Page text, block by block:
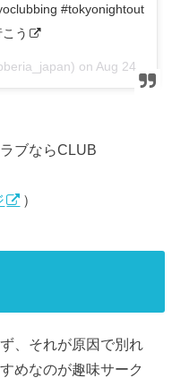
#tokyonightout
う
on Aug 24, 2017 at 3:16am PDT
ブならCLUB
）
、それが原因で別れ
めなのが趣味サーク